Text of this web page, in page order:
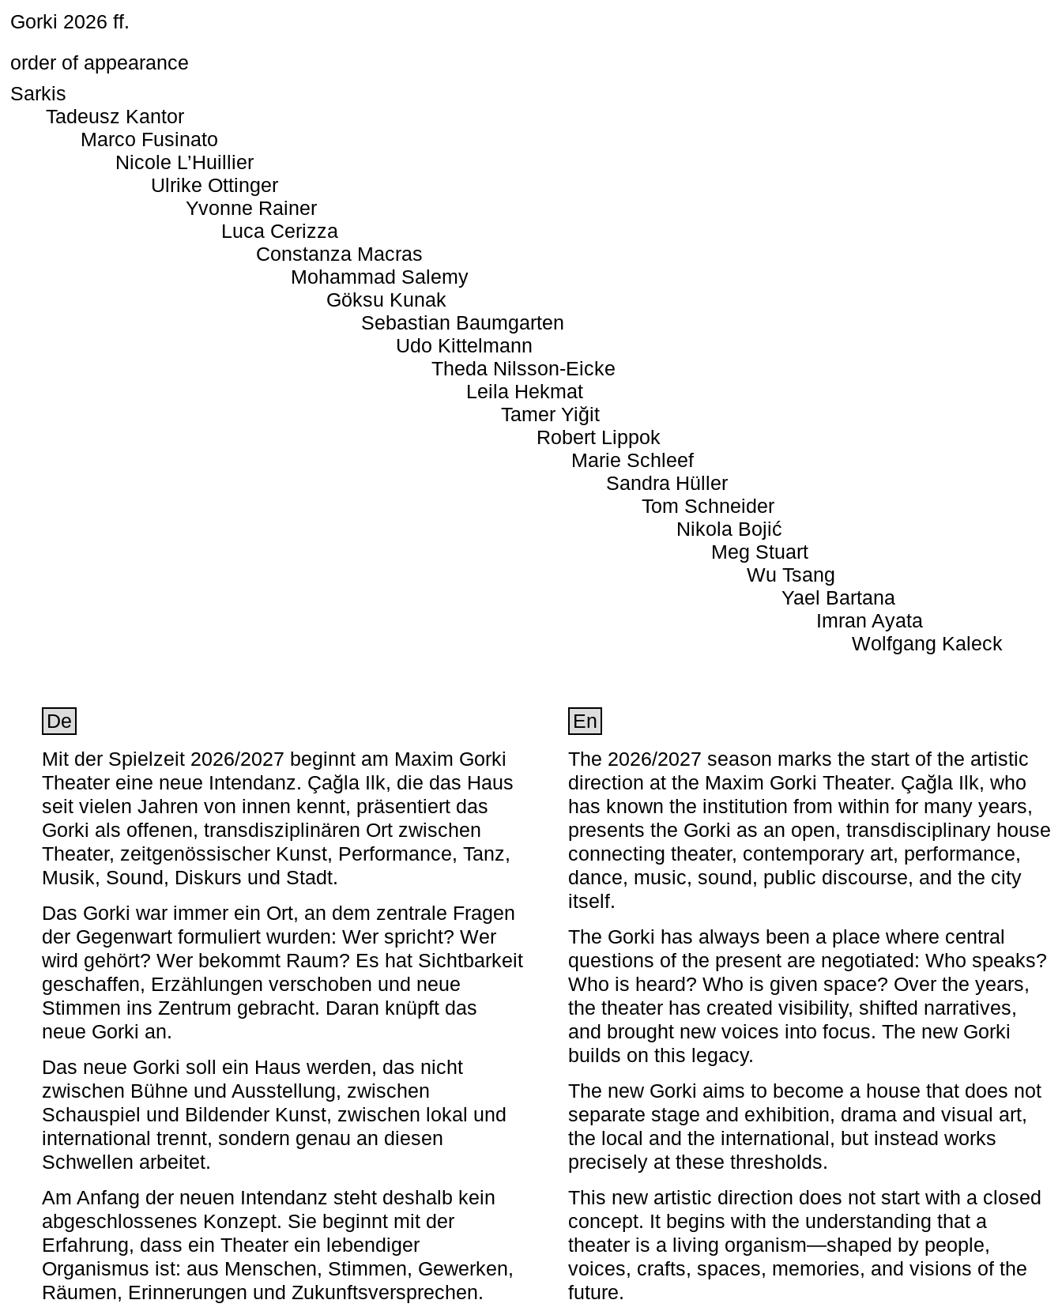
Gorki 2026 ff.
order of appearance
Sarkis
Tadeusz Kantor
Marco Fusinato
Nicole L’Huillier
Ulrike Ottinger
Yvonne Rainer
Luca Cerizza
Constanza Macras
Mohammad Salemy
Göksu Kunak
Sebastian Baumgarten
Udo Kittelmann
Theda Nilsson-Eicke
Leila Hekmat
Tamer Yiğit
Robert Lippok
Marie Schleef
Sandra Hüller
Tom Schneider
Nikola Bojić
Meg Stuart
Wu Tsang
Yael Bartana
Imran Ayata
Wolfgang Kaleck
De
Mit der Spielzeit 2026/2027 beginnt am Maxim Gorki
Theater eine neue Intendanz. Çağla Ilk, die das Haus
seit vielen Jahren von innen kennt, präsentiert das
Gorki als offenen, transdisziplinären Ort zwischen
Theater, zeitgenössischer Kunst, Performance, Tanz,
Musik, Sound, Diskurs und Stadt.
Das Gorki war immer ein Ort, an dem zentrale Fragen
der Gegenwart formuliert wurden: Wer spricht? Wer
wird gehört? Wer bekommt Raum? Es hat Sichtbarkeit
geschaffen, Erzählungen verschoben und neue
Stimmen ins Zentrum gebracht. Daran knüpft das
neue Gorki an.
Das neue Gorki soll ein Haus werden, das nicht
zwischen Bühne und Ausstellung, zwischen
Schauspiel und Bildender Kunst, zwischen lokal und
international trennt, sondern genau an diesen
Schwellen arbeitet.
Am Anfang der neuen Intendanz steht deshalb kein
abgeschlossenes Konzept. Sie beginnt mit der
Erfahrung, dass ein Theater ein lebendiger
Organismus ist: aus Menschen, Stimmen, Gewerken,
Räumen, Erinnerungen und Zukunftsversprechen.
En
The 2026/2027 season marks the start of the artistic
direction at the Maxim Gorki Theater. Çağla Ilk, who
has known the institution from within for many years,
presents the Gorki as an open, transdisciplinary house
connecting theater, contemporary art, performance,
dance, music, sound, public discourse, and the city
itself.
The Gorki has always been a place where central
questions of the present are negotiated: Who speaks?
Who is heard? Who is given space? Over the years,
the theater has created visibility, shifted narratives,
and brought new voices into focus. The new Gorki
builds on this legacy.
The new Gorki aims to become a house that does not
separate stage and exhibition, drama and visual art,
the local and the international, but instead works
precisely at these thresholds.
This new artistic direction does not start with a closed
concept. It begins with the understanding that a
theater is a living organism—shaped by people,
voices, crafts, spaces, memories, and visions of the
future.